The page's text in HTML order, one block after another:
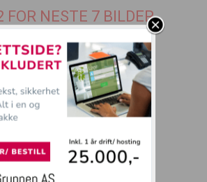
FOR NESTE 7 BILDER
1 3
interiør og livsglede
lekre matoppskrifter
Morsommedyr.no
på nett
- Ferie på sitt beste